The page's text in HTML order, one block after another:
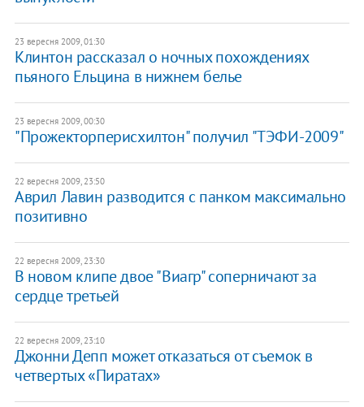
23 вересня 2009, 01:30
Клинтон рассказал о ночных похождениях
пьяного Ельцина в нижнем белье
23 вересня 2009, 00:30
"Прожекторперисхилтон" получил "ТЭФИ-2009"
22 вересня 2009, 23:50
Аврил Лавин разводится с панком максимально
позитивно
22 вересня 2009, 23:30
В новом клипе двое "Виагр" соперничают за
сердце третьей
22 вересня 2009, 23:10
Джонни Депп может отказаться от съемок в
четвертых «Пиратах»